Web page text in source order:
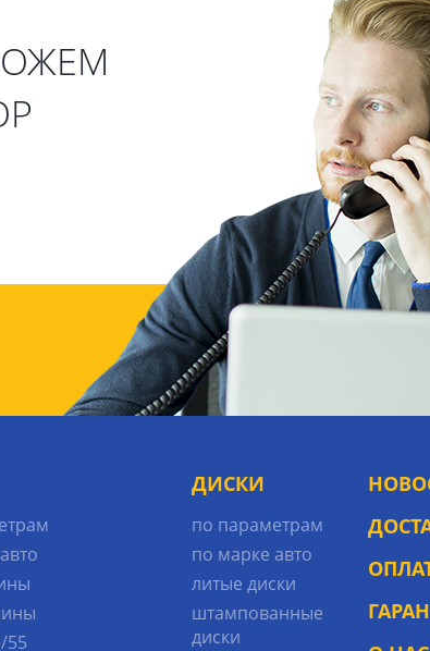
55
ДИСКИ
по параметрам
по марке авто
литые диски
штампованные
диски